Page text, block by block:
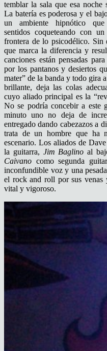
temblar la sala que esa noche
La batería es poderosa y el
un ambiente hipnótico
sentidos coqueteando con
frontera de lo psicodélico. Sin
que marca la diferencia y
canciones están pensadas
por los pantanos y desiertos
mater” de la banda y todo gira
brillante, deja las colas
cuyo aliado principal es la
No se podría concebir a este
minuto uno no deja de
entregado dando cabezazos a
trata de un hombre que ha
escenario. Los aliados de
la guitarra, Jim Baglino al
Caivano como segunda
inconfundible voz y una
el rock and roll por sus venas
vital y vigoroso.